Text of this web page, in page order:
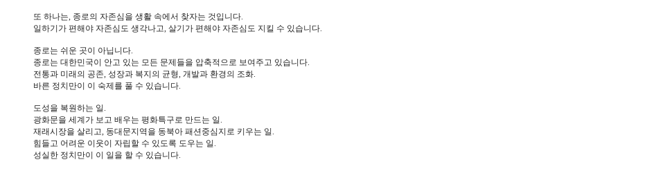
또 하나는, 종로의 자존심을 생활 속에서 찾자는 것입니다.
일하기가 편해야 자존심도 생각나고, 살기가 편해야 자존심도 지킬 수 있습니다.
종로는 쉬운 곳이 아닙니다.
종로는 대한민국이 안고 있는 모든 문제들을 압축적으로 보여주고 있습니다.
전통과 미래의 공존, 성장과 복지의 균형, 개발과 환경의 조화.
바른 정치만이 이 숙제를 풀 수 있습니다.
도성을 복원하는 일.
광화문을 세계가 보고 배우는 평화특구로 만드는 일.
재래시장을 살리고, 동대문지역을 동북아 패션중심지로 키우는 일.
힘들고 어려운 이웃이 자립할 수 있도록 도우는 일.
성실한 정치만이 이 일을 할 수 있습니다.